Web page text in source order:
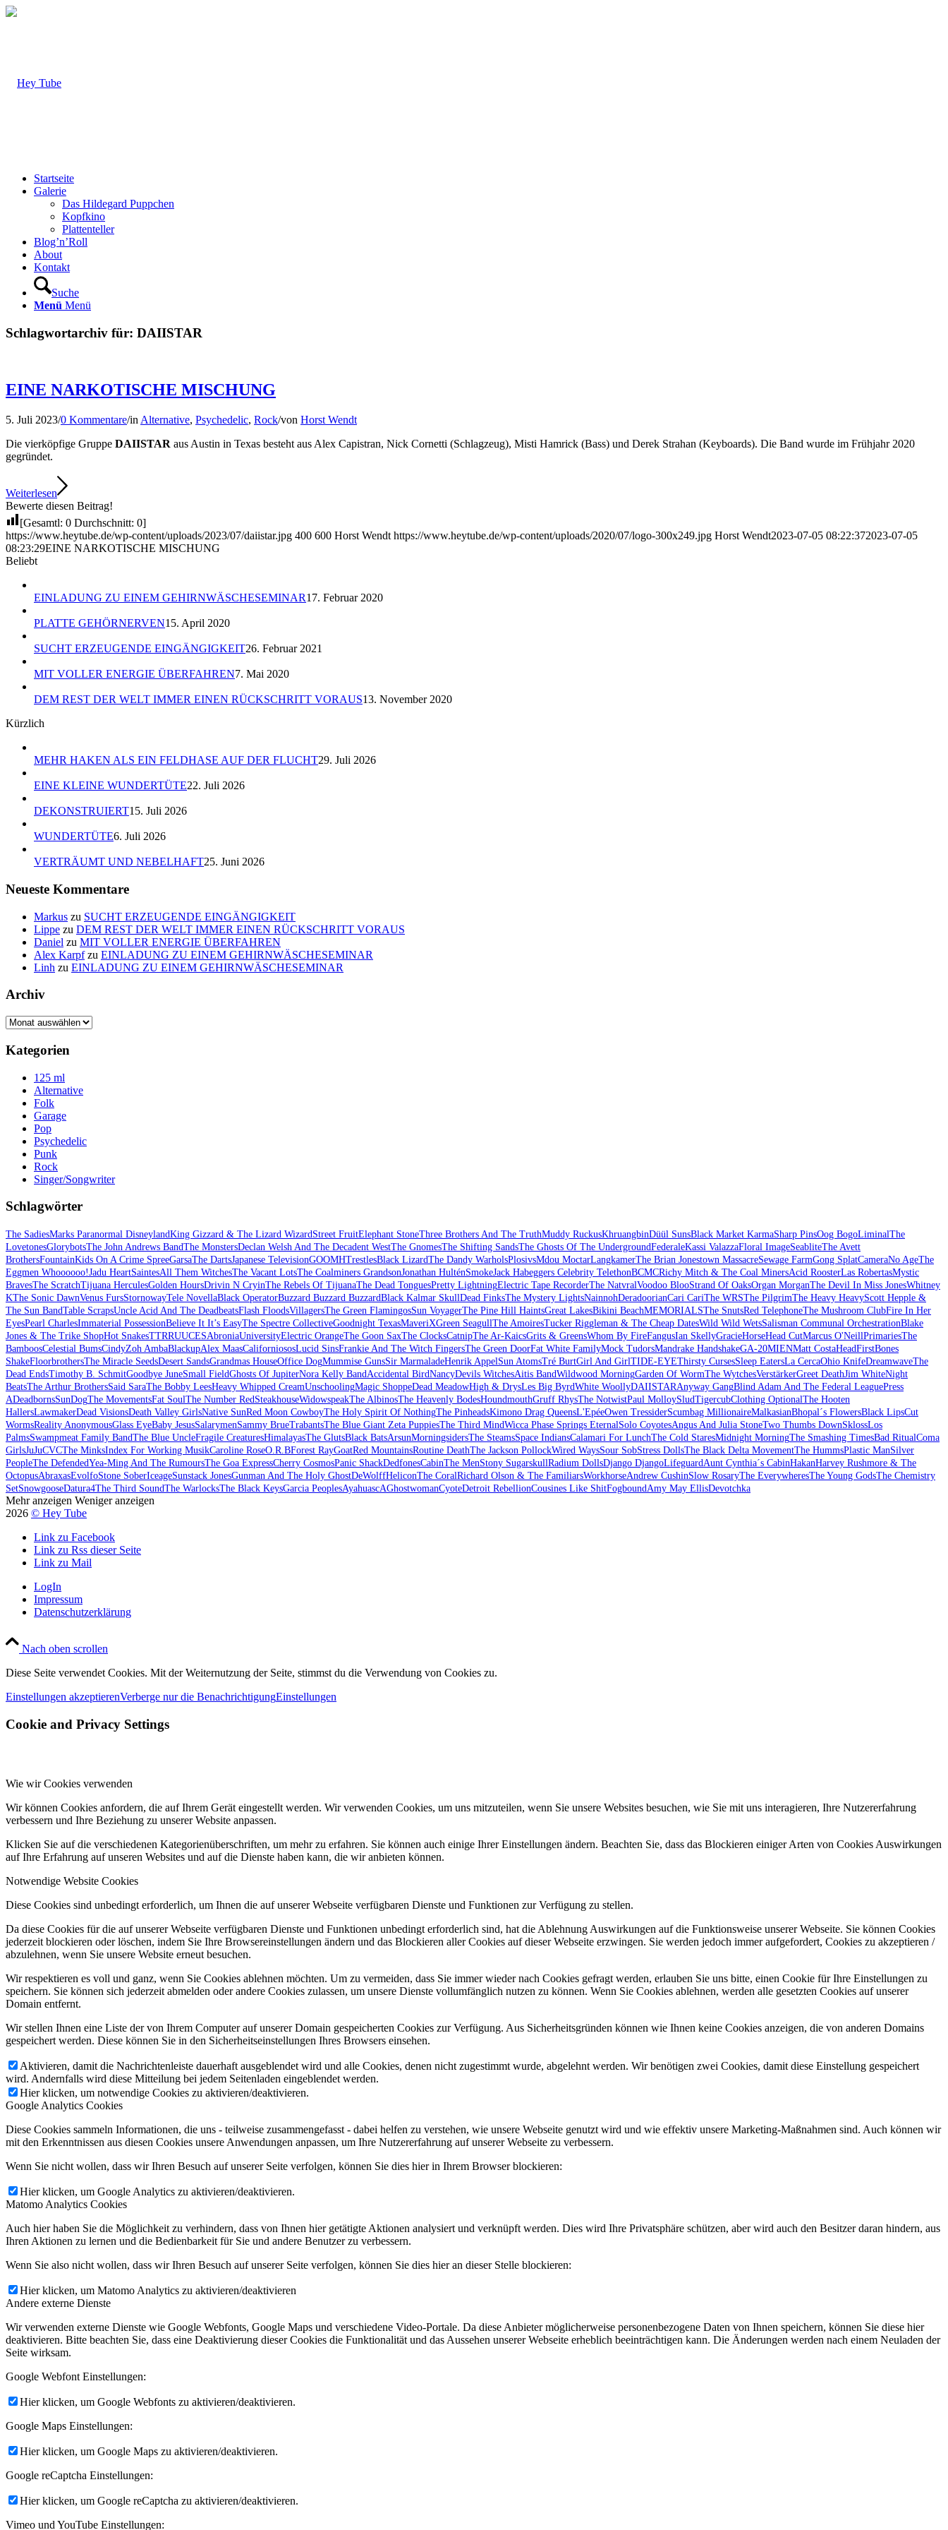
Startseite
Galerie
Das Hildegard Puppchen
Kopfkino
Plattenteller
Blog’n’Roll
About
Kontakt
Suche
Menü Menü
Schlagwortarchiv für: DAIISTAR
EINE NARKOTISCHE MISCHUNG
5. Juli 2023/0 Kommentare/in Alternative, Psychedelic, Rock/von Horst Wendt
Die vierköpfige Gruppe DAIISTAR aus Austin in Texas besteht aus Alex Capistran, Nick Cornetti (Schlagzeug), Misti Hamrick (Bass) und Derek Strahan (Keyboards). Die Band wurde im Frühjahr 2020
gegründet.
Weiterlesen
Bewerte diesen Beitrag!
[Gesamtl: 0 Durchschnitt: 0]
https://www.heytube.de/wp-content/uploads/2023/07/daiistar.jpg 400 600 Horst Wendt https://www.heytube.de/wp-content/uploads/2020/07/logo-300x249.jpg Horst Wendt2023-07-05 08:22:372023-07-05
08:23:29EINE NARKOTISCHE MISCHUNG
Beliebt
EINLADUNG ZU EINEM GEHIRNWÄSCHESEMINAR17. Februar 2020
PLATTE GEHÖRNERVEN15. April 2020
SUCHT ERZEUGENDE EINGÄNGIGKEIT26. Februar 2021
MIT VOLLER ENERGIE ÜBERFAHREN7. Mai 2020
DEM REST DER WELT IMMER EINEN RÜCKSCHRITT VORAUS13. November 2020
Kürzlich
MEHR HAKEN ALS EIN FELDHASE AUF DER FLUCHT29. Juli 2026
EINE KLEINE WUNDERTÜTE22. Juli 2026
DEKONSTRUIERT15. Juli 2026
WUNDERTÜTE6. Juli 2026
VERTRÄUMT UND NEBELHAFT25. Juni 2026
Neueste Kommentare
Markus zu SUCHT ERZEUGENDE EINGÄNGIGKEIT
Lippe zu DEM REST DER WELT IMMER EINEN RÜCKSCHRITT VORAUS
Daniel zu MIT VOLLER ENERGIE ÜBERFAHREN
Alex Karpfzu EINLADUNG ZU EINEM GEHIRNWÄSCHESEMINAR
Linh zu EINLADUNG ZU EINEM GEHIRNWÄSCHESEMINAR
Archiv
Archiv
Kategorien
125 ml
Alternative
Folk
Garage
Pop
Psychedelic
Punk
Rock
Singer/Songwriter
Schlagwörter
The SadiesMarks Paranormal DisneylandKing Gizzard & The Lizard WizardStreet FruitElephant StoneThree Brothers And The TruthMuddy RuckusKhruangbinDüül SunsBlack Market KarmaSharp PinsOog BogoLiminalThe
LovetonesGlorybotsThe John Andrews BandThe MonstersDeclan Welsh And The Decadent WestThe GnomesThe Shifting SandsThe Ghosts Of The UndergroundFederaleKassi ValazzaFloral ImageSeabliteThe Avett
BrothersFountainKids On A Crime SpreeGarsaThe DartsJapanese TelevisionGOOMHTrestlesBlack LizardThe Dandy WarholsPlosivsMdou MoctarLangkamerThe Brian Jonestown MassacreSewage FarmGong SplatCameraNo AgeThe
Eggmen Whoooooo!Jadu HeartSaintesAll Them WitchesThe Vacant LotsThe Coalminers GrandsonJonathan HulténSmokeJack Habeggers Celebrity TelethonBCMCRichy Mitch & The Coal MinersAcid RoosterLas RobertasMystic
BravesThe ScratchTijuana HerculesGolden HoursDrivin N CryinThe Rebels Of TijuanaThe Dead TonguesPretty LightningElectric Tape RecorderThe NatvralVoodoo BlooStrand Of OaksOrgan MorganThe Devil In Miss JonesWhitney
KThe Sonic DawnVenus FursStornowayTele NovellaBlack OperatorBuzzard Buzzard BuzzardBlack Kalmar SkullDead FinksThe Mystery LightsNainnohDeradoorianCari CariThe WRSThe PilgrimThe Heavy HeavyScott Hepple &
The Sun BandTable ScrapsUncle Acid And The DeadbeatsFlash FloodsVillagersThe Green FlamingosSun VoyagerThe Pine Hill HaintsGreat LakesBikini BeachMEMORIALSThe SnutsRed TelephoneThe Mushroom ClubFire In Her
EyesPearl CharlesImmaterial PossessionBelieve It It’s EasyThe Spectre CollectiveGoodnight TexasMaveriXGreen SeagullThe AmoiresTucker Riggleman & The Cheap DatesWild Wild WetsSalisman Communal OrchestrationBlake
Jones & The Trike ShopHot SnakesTTRRUUCESAbroniaUniversityElectric OrangeThe Goon SaxThe ClocksCatnipThe Ar-KaicsGrits & GreensWhom By FireFangusIan SkellyGracieHorseHead CutMarcus O'NeillPrimariesThe
BamboosCelestial BumsCindyZoh AmbaBlackupAlex MaasCaliforniososLucid SinsFrankie And The Witch FingersThe Green DoorFat White FamilyMock TudorsMandrake HandshakeGA-20MIENMatt CostaHeadFirstBones
ShakeFloorbrothersThe Miracle SeedsDesert SandsGrandmas HouseOffice DogMummise GunsSir MarmaladeHenrik AppelSun AtomsTré BurtGirl And GirlTIDE-EYEThirsty CursesSleep EatersLa CercaOhio KnifeDreamwaveThe
Dead EndsTimothy B. SchmitGoodbye JuneSmall FieldGhosts Of JupiterNora Kelly BandAccidental BirdNancyDevils WitchesAitis BandWildwood MorningGarden Of WormThe WytchesVerstärkerGreet DeathJim WhiteNight
BeatsThe Arthur BrothersSaid SaraThe Bobby LeesHeavy Whipped CreamUnschoolingMagic ShoppeDead MeadowHigh & DrysLes Big ByrdWhite WoollyDAIISTARAnyway GangBlind Adam And The Federal LeaguePress
ADeadbornsSunDogThe MovementsFat SoulThe Number RedSteakhouseWidowspeakThe AlbinosThe Heavenly BodesHoundmouthGruff RhysThe NotwistPaul MolloySludTigercubClothing OptionalThe Hooten
HallersLawmakerDead VisionsDeath Valley GirlsNative SunRed Moon CowboyThe Holy Spirit Of NothingThe PinheadsKimono Drag QueensL'EpéeOwen TressiderScumbag MillionaireMalkasianBhopal´s FlowersBlack LipsCut
WormsReality AnonymousGlass EyeBaby JesusSalarymenSammy BrueTrabantsThe Blue Giant Zeta PuppiesThe Third MindWicca Phase Springs EternalSolo CoyotesAngus And Julia StoneTwo Thumbs DownSklossLos
PalmsSwampmeat Family BandThe Blue UncleFragile CreaturesHimalayasThe GlutsBlack BatsArsunMorningsidersThe SteamsSpace IndiansCalamari For LunchThe Cold StaresMidnight MorningThe Smashing TimesBad RitualComa
GirlsJuJuCVCThe MinksIndex For Working MusikCaroline RoseO.R.BForest RayGoatRed MountainsRoutine DeathThe Jackson PollockWired WaysSour SobStress DollsThe Black Delta MovementThe HummsPlastic ManSilver
PeopleThe DefendedYea-Ming And The RumoursThe Goa ExpressCherry CosmosPanic ShackDedfonesCabinThe MenStony SugarskullRadium DollsDjango DjangoLifeguardAunt Cynthia´s CabinHakanHarvey Rushmore & The
OctopusAbraxasEvolfoStone SoberIceageSunstack JonesGunman And The Holy GhostDeWolffHeliconThe CoralRichard Olson & The FamiliarsWorkhorseAndrew CushinSlow RosaryThe EverywheresThe Young GodsThe Chemistry
SetSnowgooseDatura4The Third SoundThe WarlocksThe Black KeysGarcia PeoplesAyahuascAGhostwomanCyoteDetroit RebellionCousines Like ShitFogboundAmy May EllisDevotchka
Mehr anzeigen Weniger anzeigen
2026 © Hey Tube
Link zu Facebook
Link zu Rss dieser Seite
Link zu Mail
LogIn
Impressum
Datenschutzerklärung
Nach oben scrollen
Diese Seite verwendet Cookies. Mit der Weiternutzung der Seite, stimmst du die Verwendung von Cookies zu.
Einstellungen akzeptierenVerberge nur die BenachrichtigungEinstellungen
Cookie and Privacy Settings
Wie wir Cookies verwenden
Wir können Cookies anfordern, die auf Ihrem Gerät eingestellt werden. Wir verwenden Cookies, um uns mitzuteilen, wenn Sie unsere Websites besuchen, wie Sie mit uns interagieren, Ihre Nutzererfahrung
verbessern und Ihre Beziehung zu unserer Website anpassen.
Klicken Sie auf die verschiedenen Kategorienüberschriften, um mehr zu erfahren. Sie können auch einige Ihrer Einstellungen ändern. Beachten Sie, dass das Blockieren einiger Arten von Cookies Auswirkungen
auf Ihre Erfahrung auf unseren Websites und auf die Dienste haben kann, die wir anbieten können.
Notwendige Website Cookies
Diese Cookies sind unbedingt erforderlich, um Ihnen die auf unserer Webseite verfügbaren Dienste und Funktionen zur Verfügung zu stellen.
Da diese Cookies für die auf unserer Webseite verfügbaren Dienste und Funktionen unbedingt erforderlich sind, hat die Ablehnung Auswirkungen auf die Funktionsweise unserer Webseite. Sie können Cookies
jederzeit blockieren oder löschen, indem Sie Ihre Browsereinstellungen ändern und das Blockieren aller Cookies auf dieser Webseite erzwingen. Sie werden jedoch immer aufgefordert, Cookies zu akzeptieren /
abzulehnen, wenn Sie unsere Website erneut besuchen.
Wir respektieren es voll und ganz, wenn Sie Cookies ablehnen möchten. Um zu vermeiden, dass Sie immer wieder nach Cookies gefragt werden, erlauben Sie uns bitte, einen Cookie für Ihre Einstellungen zu
speichern. Sie können sich jederzeit abmelden oder andere Cookies zulassen, um unsere Dienste vollumfänglich nutzen zu können. Wenn Sie Cookies ablehnen, werden alle gesetzten Cookies auf unserer
Domain entfernt.
Wir stellen Ihnen eine Liste der von Ihrem Computer auf unserer Domain gespeicherten Cookies zur Verfügung. Aus Sicherheitsgründen können wie Ihnen keine Cookies anzeigen, die von anderen Domains
gespeichert werden. Diese können Sie in den Sicherheitseinstellungen Ihres Browsers einsehen.
Aktivieren, damit die Nachrichtenleiste dauerhaft ausgeblendet wird und alle Cookies, denen nicht zugestimmt wurde, abgelehnt werden. Wir benötigen zwei Cookies, damit diese Einstellung gespeichert
wird. Andernfalls wird diese Mitteilung bei jedem Seitenladen eingeblendet werden.
Hier klicken, um notwendige Cookies zu aktivieren/deaktivieren.
Google Analytics Cookies
Diese Cookies sammeln Informationen, die uns - teilweise zusammengefasst - dabei helfen zu verstehen, wie unsere Webseite genutzt wird und wie effektiv unsere Marketing-Maßnahmen sind. Auch können wir
mit den Erkenntnissen aus diesen Cookies unsere Anwendungen anpassen, um Ihre Nutzererfahrung auf unserer Webseite zu verbessern.
Wenn Sie nicht wollen, dass wir Ihren Besuch auf unserer Seite verfolgen, können Sie dies hier in Ihrem Browser blockieren:
Hier klicken, um Google Analytics zu aktivieren/deaktivieren.
Matomo Analytics Cookies
Auch hier haben Sie die Möglichkeit zu verhindern, dass von Ihnen hier getätigte Aktionen analysiert und verknüpft werden. Dies wird Ihre Privatsphäre schützen, aber wird auch den Besitzer daran hindern, aus
Ihren Aktionen zu lernen und die Bedienbarkeit für Sie und andere Benutzer zu verbessern.
Wenn Sie also nicht wollen, dass wir Ihren Besuch auf unserer Seite verfolgen, können Sie dies hier an dieser Stelle blockieren:
Hier klicken, um Matomo Analytics zu aktivieren/deaktivieren
Andere externe Dienste
Wir verwenden externe Dienste wie Google Webfonts, Google Maps und verschiedene Video-Portale. Da diese Anbieter möglicherweise personenbezogene Daten von Ihnen speichern, können Sie diese hier
deaktivieren. Bitte beachten Sie, dass eine Deaktivierung dieser Cookies die Funktionalität und das Aussehen unserer Webseite erheblich beeinträchtigen kann. Die Änderungen werden nach einem Neuladen der
Seite wirksam.
Google Webfont Einstellungen:
Hier klicken, um Google Webfonts zu aktivieren/deaktivieren.
Google Maps Einstellungen:
Hier klicken, um Google Maps zu aktivieren/deaktivieren.
Google reCaptcha Einstellungen:
Hier klicken, um Google reCaptcha zu aktivieren/deaktivieren.
Vimeo und YouTube Einstellungen: